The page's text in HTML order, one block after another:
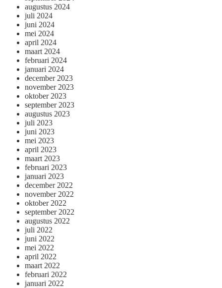
augustus 2024
juli 2024
juni 2024
mei 2024
april 2024
maart 2024
februari 2024
januari 2024
december 2023
november 2023
oktober 2023
september 2023
augustus 2023
juli 2023
juni 2023
mei 2023
april 2023
maart 2023
februari 2023
januari 2023
december 2022
november 2022
oktober 2022
september 2022
augustus 2022
juli 2022
juni 2022
mei 2022
april 2022
maart 2022
februari 2022
januari 2022